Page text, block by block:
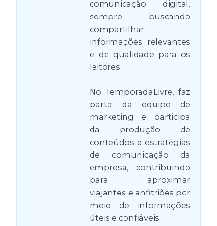
comunicação digital,
sempre buscando
compartilhar
informações relevantes
e de qualidade para os
leitores.
No TemporadaLivre, faz
parte da equipe de
marketing e participa
da produção de
conteúdos e estratégias
de comunicação da
empresa, contribuindo
para aproximar
viajantes e anfitriões por
meio de informações
úteis e confiáveis.